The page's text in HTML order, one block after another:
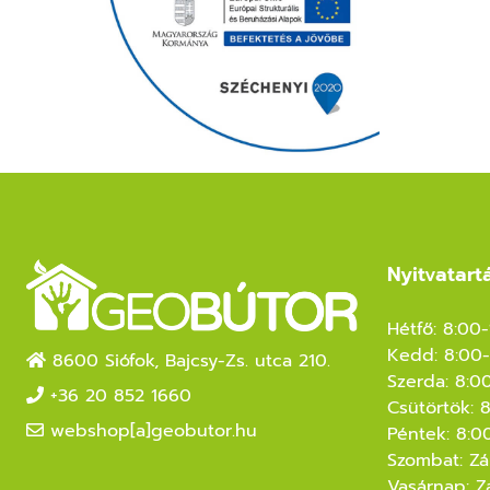
8600 Siófok, Bajcsy-Zs. utca 210.
+36 20 852 1660
webshop[a]geobutor.hu
Hétfő:
Kedd:
Szerda:
Csütörtök:
Péntek:
Szombat: